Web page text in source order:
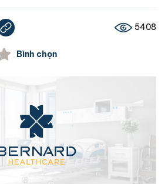
5408
Bình chọn